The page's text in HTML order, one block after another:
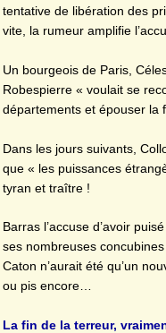
tentative de libération des
vite, la rumeur amplifie
Un bourgeois de Paris,
Robespierre « voulait se
départements et épouser la
Dans les jours suivants,
que « les puissances
tyran et traître !
Barras l’accuse d’avoir
ses nombreuses
Caton n’aurait été qu’un
ou pis encore…
La fin de la terreur,